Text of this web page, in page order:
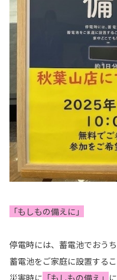
「もしもの備えに」
停電時には、蓄電池でおう
蓄電池をご家庭に設置する